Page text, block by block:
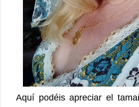
Aquí podéis apreciar el